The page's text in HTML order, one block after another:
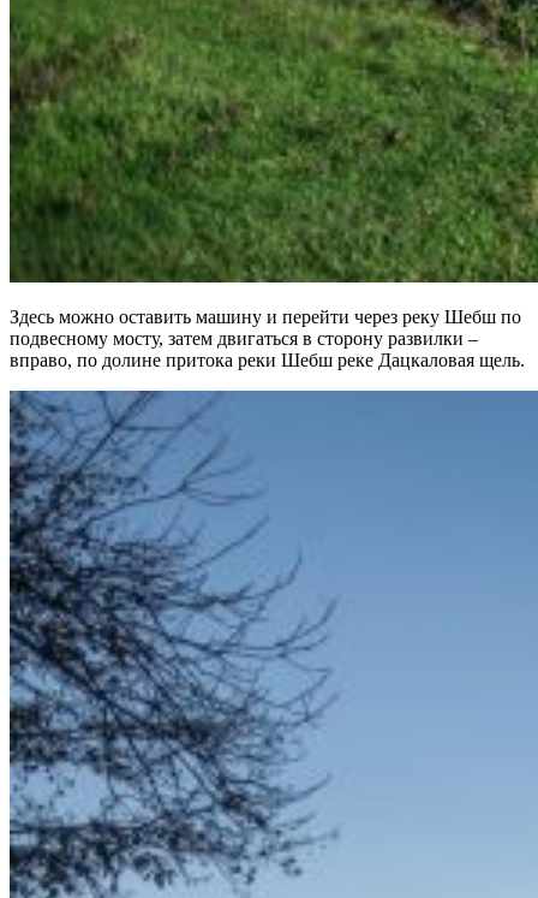
Здесь можно оставить машину и перейти через реку Шебш по
подвесному мосту, затем двигаться в сторону развилки –
вправо, по долине притока реки Шебш реке Дацкаловая щель.